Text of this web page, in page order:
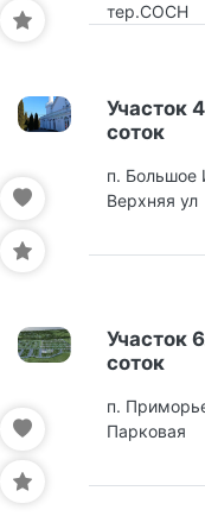
тер.СОСН
Участок
соток
п. Большое
Верхняя ул
Участок
соток
п.
Парковая